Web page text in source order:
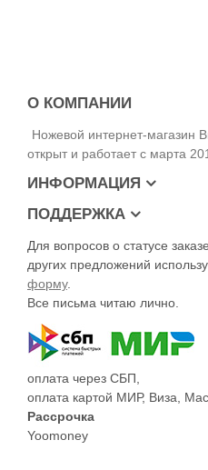
не гремит при ходьбе. Ножны
клипса, позволяющая быстро и
не снимая ремень.
Длина ножа – 218 мм
Длина клинка – 103 мм
Толщина клинка – 2.5 мм
Твёрдость клинка – 58-59 HRc
Обработка клинка – Polish
Рукоять – резинопластик
Ножны – пластик
О КОМПАНИИ
Ножевой интернет-магазин
открыт и работает с марта
ИНФОРМАЦИЯ
ПОДДЕРЖКА
Для вопросов о статусе
других предложений
форму.
Все письма читаю лично.
оплата через СБП,
оплата картой МИР, Виза,
Рассрочка
Yoomoney